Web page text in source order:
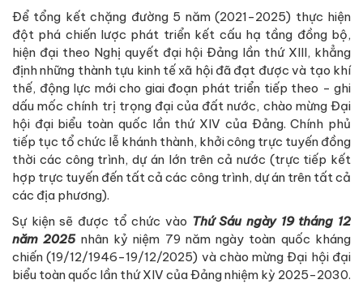
Để tổng kết chặng đường 5 năm (2021-2025) thực hiện
đột phá chiến lược phát triển kết cấu hạ tầng đồng bộ,
hiện đại theo Nghị quyết đại hội Đảng lần thứ XIII, khẳng
định những thành tựu kinh tế xã hội đã đạt được và tạo khí
thế, động lực mới cho giai đoạn phát triển tiếp theo - ghi
dấu mốc chính trị trọng đại của đất nước, chào mừng Đại
hội đại biểu toàn quốc lần thứ XIV của Đảng. Chính phủ
tiếp tục tổ chức lễ khánh thành, khởi công trực tuyến đồng
thời các công trình, dự án lớn trên cả nước (trực tiếp kết
hợp trực tuyến đến tất cả các công trình, dự án trên tất cả
các địa phương).
Sự kiện sẽ được tổ chức vào Thứ Sáu ngày 19 tháng 12
năm 2025 nhân kỷ niệm 79 năm ngày toàn quốc kháng
chiến (19/12/1946-19/12/2025) và chào mừngĐại hội đại
biểu toàn quốc lần thứ XIV của Đảng nhiệm kỳ 2025-2030.